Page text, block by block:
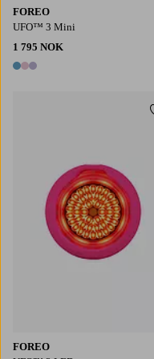
FOREO
UFO™ 3 Mini
1 795 NOK
3 farger
FOREO